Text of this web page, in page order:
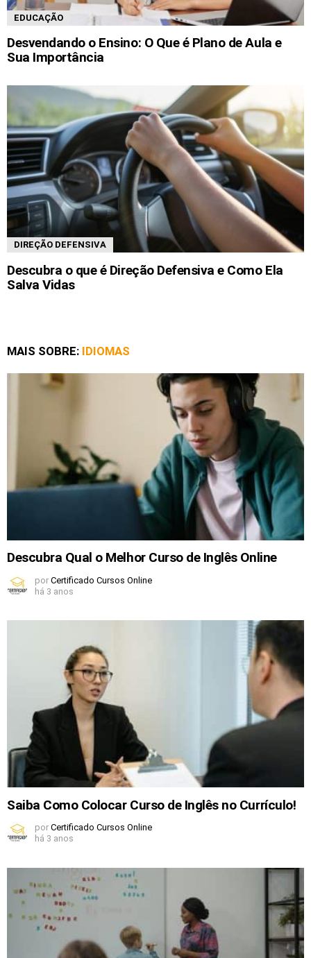
EDUCAÇÃO
Desvendando o Ensino: O Que é Plano de Aula e
Sua Importância
DIREÇÃO DEFENSIVA
Descubra o que é Direção Defensiva e Como Ela
Salva Vidas
MAIS SOBRE: IDIOMAS
Descubra Qual o Melhor Curso de Inglês Online
por Certificado Cursos Online
há 3 anos
Saiba Como Colocar Curso de Inglês no Currículo!
por Certificado Cursos Online
há 3 anos